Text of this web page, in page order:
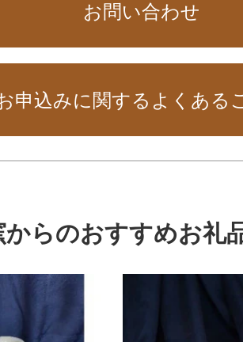
お問い合わせ
申込みに関するよくある
からのおすすめお礼